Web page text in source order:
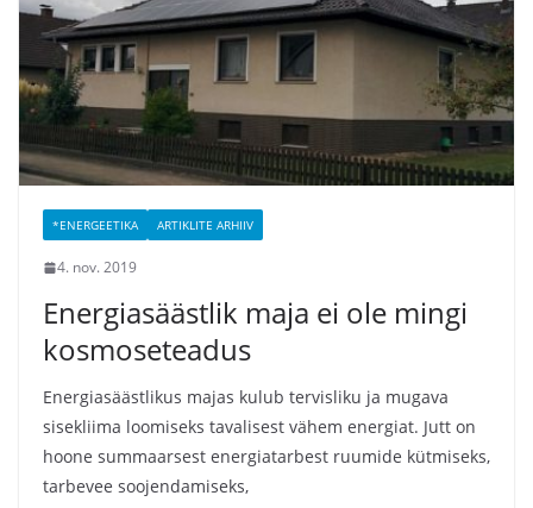
*ENERGEETIKA ARTIKLITE ARHIIV
4. nov. 2019
Energiasäästlik maja ei ole mingi
kosmoseteadus
Energiasäästlikus majas kulub tervisliku ja mugava
sisekliima loomiseks tavalisest vähem energiat. Jutt on
hoone summaarsest energiatarbest ruumide kütmiseks,
tarbevee soojendamiseks,